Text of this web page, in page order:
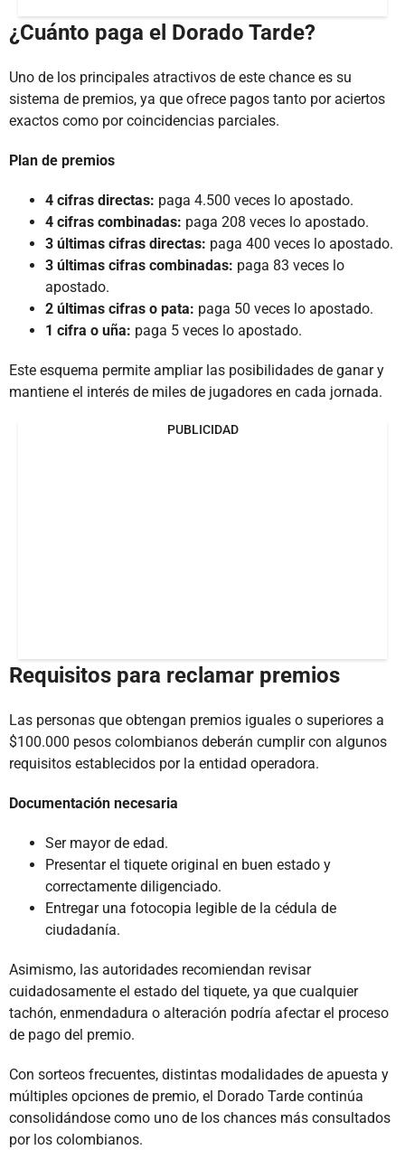
¿Cuánto paga el Dorado Tarde?
Uno de los principales atractivos de este chance es su
sistema de premios, ya que ofrece pagos tanto por aciertos
exactos como por coincidencias parciales.
Plan de premios
4 cifras directas: paga 4.500 veces lo apostado.
4 cifras combinadas: paga 208 veces lo apostado.
3 últimas cifras directas: paga 400 veces lo apostado.
3 últimas cifras combinadas: paga 83 veces lo
apostado.
2 últimas cifras o pata: paga 50 veces lo apostado.
1 cifra o uña: paga 5 veces lo apostado.
Este esquema permite ampliar las posibilidades de ganar y
mantiene el interés de miles de jugadores en cada jornada.
PUBLICIDAD
Requisitos para reclamar premios
Las personas que obtengan premios iguales o superiores a
$100.000 pesos colombianos deberán cumplir con algunos
requisitos establecidos por la entidad operadora.
Documentación necesaria
Ser mayor de edad.
Presentar el tiquete original en buen estado y
correctamente diligenciado.
Entregar una fotocopia legible de la cédula de
ciudadanía.
Asimismo, las autoridades recomiendan revisar
cuidadosamente el estado del tiquete, ya que cualquier
tachón, enmendadura o alteración podría afectar el proceso
de pago del premio.
Con sorteos frecuentes, distintas modalidades de apuesta y
múltiples opciones de premio, el Dorado Tarde continúa
consolidándose como uno de los chances más consultados
por los colombianos.